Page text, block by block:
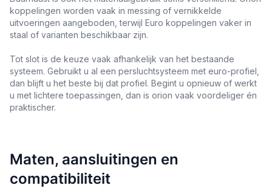
koppelingen worden vaak in messing of vernikkelde
uitvoeringen aangeboden, terwijl Euro koppelingen vaker in
staal of varianten beschikbaar zijn.
Tot slot is de keuze vaak afhankelijk van het bestaande
systeem. Gebruikt u al een persluchtsysteem met euro-profiel,
dan blijft u het beste bij dat profiel. Begint u opnieuw of werkt
u met lichtere toepassingen, dan is orion vaak voordeliger én
praktischer.
Maten, aansluitingen en
compatibiliteit